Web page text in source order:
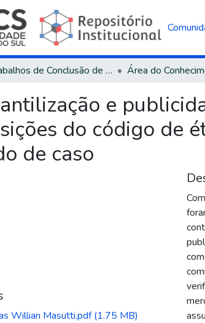
Trabalhos de Conclusão de Curso
e
do código de
de caso
Willian Masutti.pdf(1.75 MB)